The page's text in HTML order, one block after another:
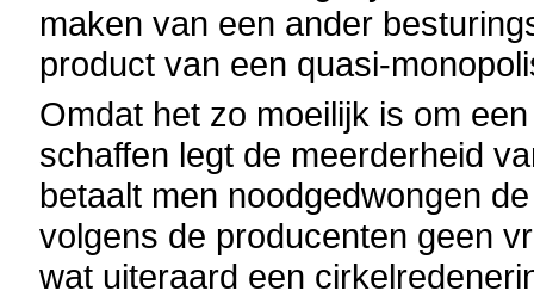
maken van een ander
product van een quasi-
Omdat het zo moeilijk is om
schaffen legt de meerderheid
betaalt men noodgedwongen
volgens de producenten geen
wat uiteraard een